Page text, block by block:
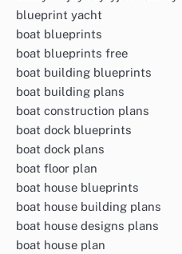
blueprint yacht
boat blueprints
boat blueprints free
boat building blueprints
boat building plans
boat construction plans
boat dock blueprints
boat dock plans
boat floor plan
boat house blueprints
boat house building plans
boat house designs plans
boat house plan